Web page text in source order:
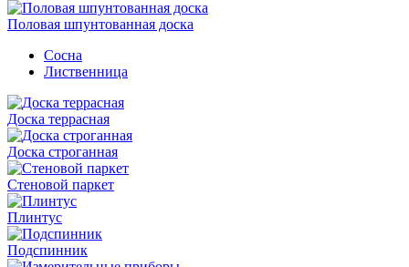
Половая шпунтованная доска
Сосна
Лиственница
Доска террасная
Доска строганная
Стеновой паркет
Плинтус
Подспинник